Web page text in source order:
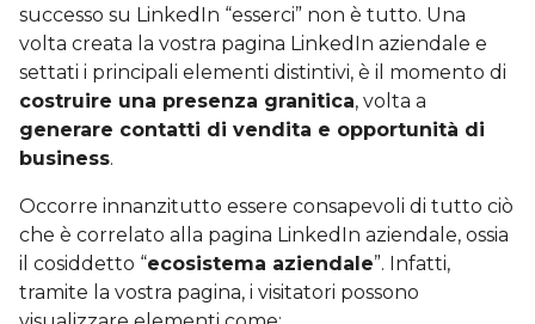
successo su LinkedIn “esserci” non è tutto. Una
volta creata la vostra pagina LinkedIn aziendale e
settati i principali elementi distintivi, è il momento di
costruire una presenza granitica, volta a
generare contatti di vendita e opportunità di
business.
Occorre innanzitutto essere consapevoli di tutto ciò
che è correlato alla pagina LinkedIn aziendale, ossia
il cosiddetto “ecosistema aziendale”. Infatti,
tramite la vostra pagina, i visitatori possono